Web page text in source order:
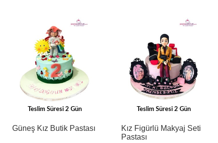
Teslim Süresi 2 Gün
Güneş Kız Butik Pastası
Teslim Süresi 2 Gün
Kız Figürlü Makyaj Seti
Pastası